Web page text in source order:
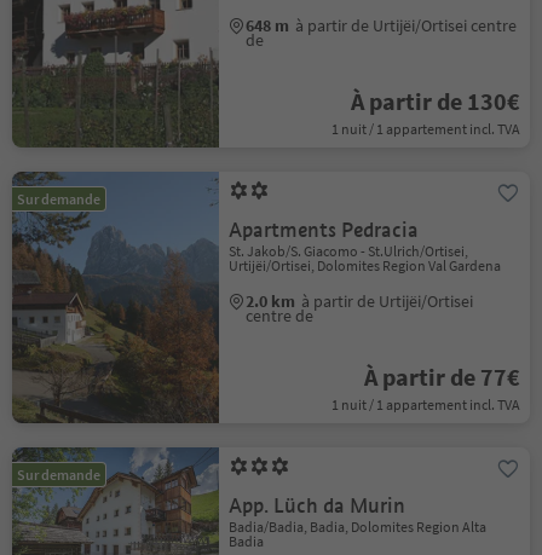
648 m à partir de Urtijëi/Ortisei centre
de
À partir de 130€
1 nuit / 1 appartement incl. TVA
Sur demande
Apartments Pedracia
St. Jakob/S. Giacomo - St.Ulrich/Ortisei,
Urtijëi/Ortisei, Dolomites Region Val Gardena
2.0 km à partir de Urtijëi/Ortisei
centre de
À partir de 77€
1 nuit / 1 appartement incl. TVA
Sur demande
App. Lüch da Murin
Badia/Badia, Badia, Dolomites Region Alta
Badia